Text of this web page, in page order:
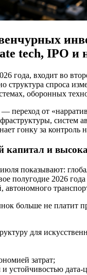
tech, IPO
года, входит во
спроса
оборонных
— переход от
гонку за
и
показывают:
полугодие 2026
больше не
для
затрат;
устойчивостью дата-